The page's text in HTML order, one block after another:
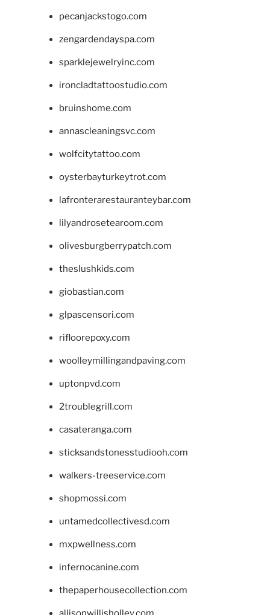
pecanjackstogo.com
zengardendayspa.com
sparklejewelryinc.com
ironcladtattoostudio.com
bruinshome.com
annascleaningsvc.com
wolfcitytattoo.com
oysterbayturkeytrot.com
lafronterarestauranteybar.com
lilyandrosetearoom.com
olivesburgberrypatch.com
theslushkids.com
giobastian.com
glpascensori.com
rifloorepoxy.com
woolleymillingandpaving.com
uptonpvd.com
2troublegrill.com
casateranga.com
sticksandstonesstudiooh.com
walkers-treeservice.com
shopmossi.com
untamedcollectivesd.com
mxpwellness.com
infernocanine.com
thepaperhousecollection.com